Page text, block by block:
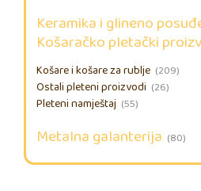
Keramika i glineno
Košaračko pletački
Košare i košare za rublje (209)
Ostali pleteni proizvodi (26)
Pleteni namještaj (55)
Metalna galanterija (80)